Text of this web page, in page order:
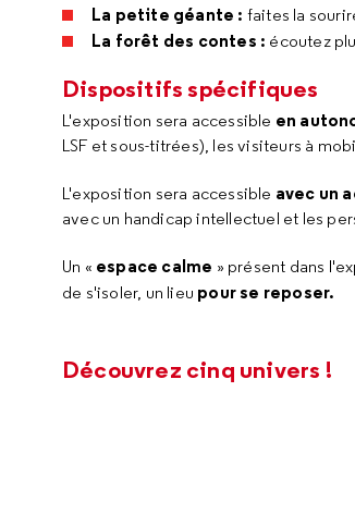
La petite géante : faites la
La forêt des contes : écoutez
Dispositifs spécifiques
L'exposition sera accessible en
LSF et sous-titrées), les visiteurs à
L'exposition sera accessible avec un
avec un handicap intellectuel et les
Un « espace calme » présent dans
de s'isoler, un lieu pour se reposer.
Découvrez cinq univers !